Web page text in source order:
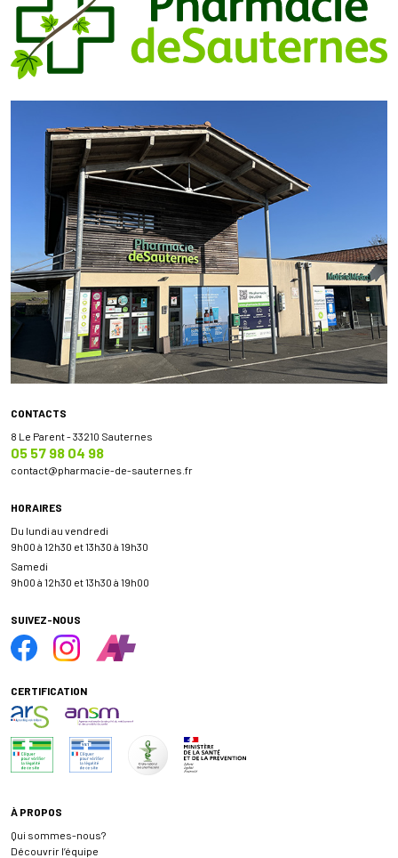
CONTACTS
8 Le Parent - 33210 Sauternes
05 57 98 04 98
contact@pharmacie-de-sauternes.fr
HORAIRES
Du lundi au vendredi
9h00 à 12h30 et 13h30 à 19h30
Samedi
9h00 à 12h30 et 13h30 à 19h00
SUIVEZ-NOUS
CERTIFICATION
À PROPOS
Qui sommes-nous?
Découvrir l’équipe